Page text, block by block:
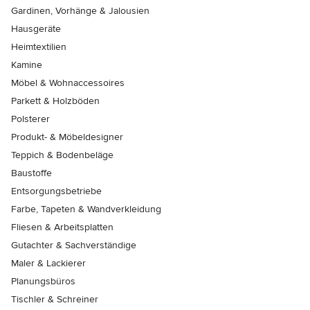
Gardinen, Vorhänge & Jalousien
Hausgeräte
Heimtextilien
Kamine
Möbel & Wohnaccessoires
Parkett & Holzböden
Polsterer
Produkt- & Möbeldesigner
Teppich & Bodenbeläge
Baustoffe
Entsorgungsbetriebe
Farbe, Tapeten & Wandverkleidung
Fliesen & Arbeitsplatten
Gutachter & Sachverständige
Maler & Lackierer
Planungsbüros
Tischler & Schreiner